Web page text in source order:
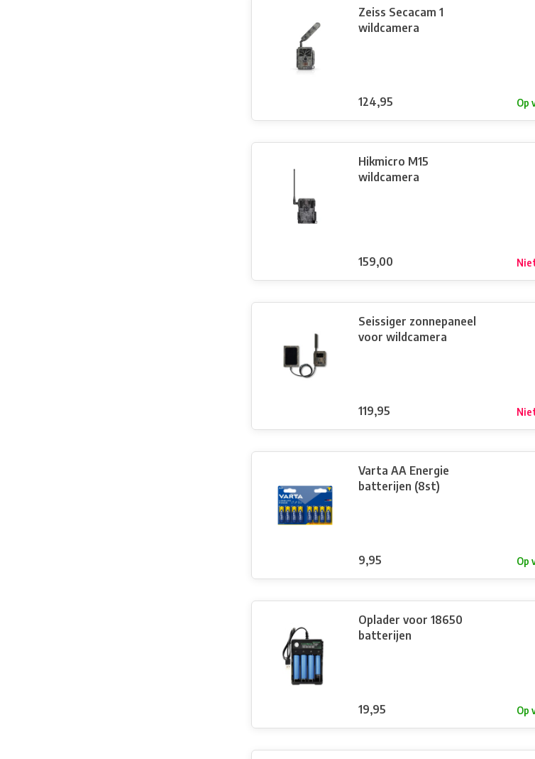
Zeiss Secacam 1
wildcamera
124,95 Op
Hikmicro M15
wildcamera
159,00
Seissiger zonnepaneel
voor wildcamera
119,95
Varta AA Energie
batterijen (8st)
9,95 Op
Oplader voor 18650
batterijen
19,95 Op